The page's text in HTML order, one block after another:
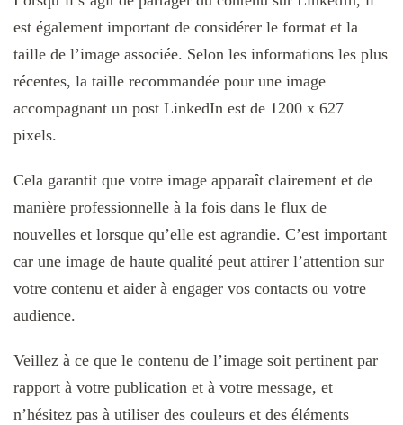
est également important de considérer le format et la
taille de l’image associée. Selon les informations les plus
récentes, la taille recommandée pour une image
accompagnant un post LinkedIn est de 1200 x 627
pixels.
Cela garantit que votre image apparaît clairement et de
manière professionnelle à la fois dans le flux de
nouvelles et lorsque qu’elle est agrandie. C’est important
car une image de haute qualité peut attirer l’attention sur
votre contenu et aider à engager vos contacts ou votre
audience.
Veillez à ce que le contenu de l’image soit pertinent par
rapport à votre publication et à votre message, et
n’hésitez pas à utiliser des couleurs et des éléments